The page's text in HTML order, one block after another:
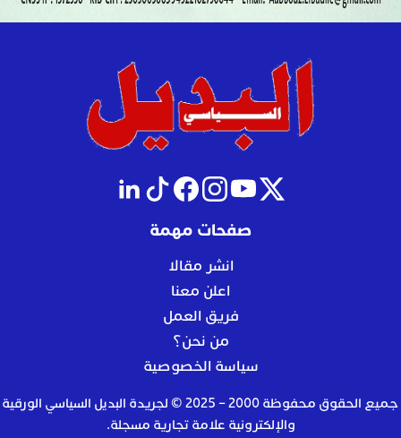
صفحات مهمة
انشر مقالا
اعلن معنا
فريق العمل
من نحن؟
سياسة الخصوصية
جميع الحقوق محفوظة 2000 – 2025 © لجريدة البديل السياسي الورقية
والإلكترونية علامة تجارية مسجلة.